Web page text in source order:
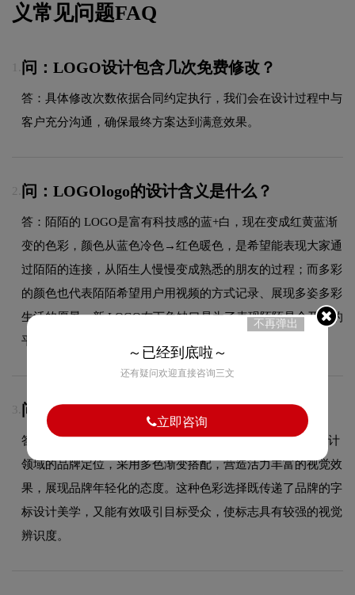
义常见问题FAQ
问：LOGO设计包含几次免费修改？
答：具体修改次数依据合同约定执行，我们会在设计过程中与
客户充分沟通，确保最终方案达到满意效果。
2. 问：LOGOlogo的设计含义是什么？
答：陌陌的 LOGO是富有科技感的蓝+白，现在变成红黄蓝渐
变的色彩，颜色从蓝色冷色→红色暖色，是希望能表现大家通
过陌陌的连接，从陌生人慢慢变成熟悉的朋友的过程；而多彩
的颜色也代表陌陌希望用户用视频的方式记录、展现多姿多彩
生活的愿景。新 LOGO右下角缺口是为了表现陌陌是个开放的
平台，欢迎大家来陌陌创造无限的可能性。
3. 问：LOGOlogo采用什么颜色搭配？
答：LOGO品牌整体使用的色彩方案充分契合了其在商标设计
领域的品牌定位，采用多色渐变搭配，营造活力丰富的视觉效
果，展现品牌年轻化的态度。这种色彩选择既传递了品牌的字
标设计美学，又能有效吸引目标受众，使标志具有较强的视觉
辨识度。
不再弹出
～已经到底啦～
还有疑问欢迎直接咨询三文
立即咨询